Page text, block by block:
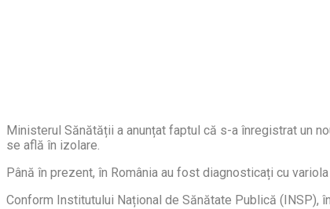
Ministerul Sănătății a anunțat faptul că s-a înregistrat un
se află în izolare.
Până în prezent, în România au fost diagnosticați cu
Conform Institutului Național de Sănătate Publică (INSP),